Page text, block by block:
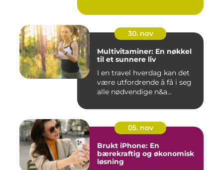
30. nov
Multivitaminer: En nøkkel
til et sunnere liv
I en travel hverdag kan det
være utfordrende å få i seg
alle nødvendige n&a...
05. nov
Brukt iPhone: En
bærekraftig og økonomisk
løsning